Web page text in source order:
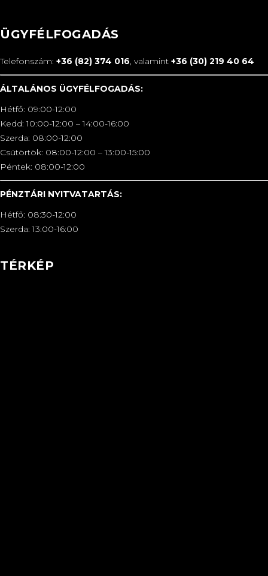
ÜGYFÉLFOGADÁS
Telefonszám: +36 (82) 374 016, valamint +36 (30) 219 40 64
ÁLTALÁNOS ÜGYFÉLFOGADÁS:
Hétfő: 09:00-12:00
Kedd: 10:00-12:00 – 14:00-16:00
Szerda: 08:00-12:00
Csütörtök: 08:00-12:00 – 13:00-15:00
Péntek: 08:00-12:00
PÉNZTÁRI NYITVATARTÁS:
Hétfő: 08:30-12:00
Szerda: 13:00-16:00
TÉRKÉP